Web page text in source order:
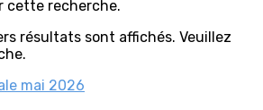
cette recherche.
résultats sont affichés. Veuillez